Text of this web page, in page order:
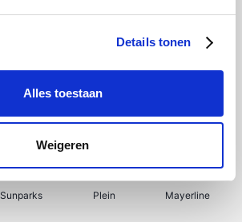
Details tonen
Alles toestaan
Weigeren
Shein Bergfreunde Smartwatchbanden
Sunparks Plein Mayerline